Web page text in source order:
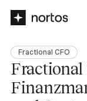
Fractional CFO
Fractional